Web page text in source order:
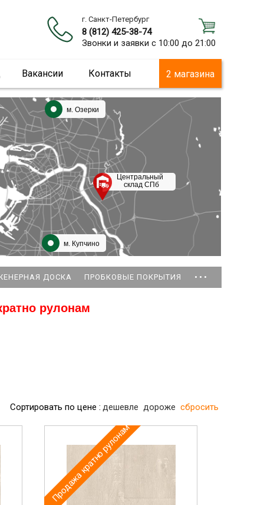
г. Санкт-Петербург
8 (812) 425-38-74
Звонки и заявки с 10:00 до 21:00
Вакансии Контакты 2 магазина
м. Озерки
м. Купчино
Центральный
склад СПб
ДОСКА ПРОБКОВЫЕ ПОКРЫТИЯ ...
рулонам
Сортировать по цене : дешевле дороже сбросить
Продажа кратно рулонам